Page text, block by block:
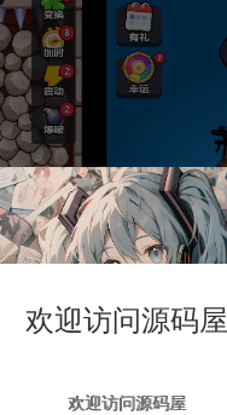
欢迎访问源码屋
欢迎访问源码屋